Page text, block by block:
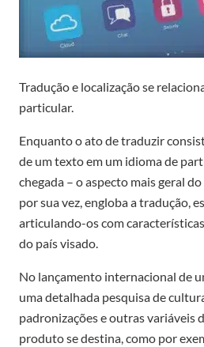
Tradução e localização se
particular.
Enquanto o ato de traduzir
de um texto em um idioma de
chegada – o aspecto mais geral
por sua vez, engloba a tradução,
articulando-os com
do país visado.
No lançamento internacional de
uma detalhada pesquisa de
padronizações e outras variáveis
produto se destina, como por